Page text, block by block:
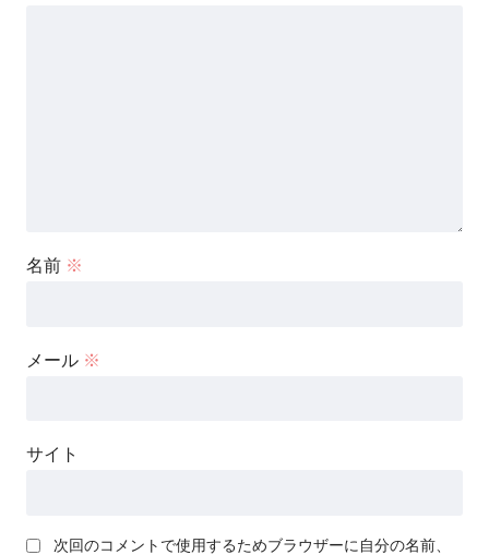
名前 ※
メール ※
サイト
次回のコメントで使用するためブラウザーに自分の名前、